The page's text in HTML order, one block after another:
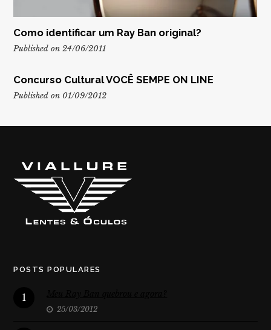
Como identificar um Ray Ban original?
Published on 24/06/2011
Concurso Cultural VOCÊ SEMPE ON LINE
Published on 01/09/2012
POSTS POPULARES
1
25/03/2012